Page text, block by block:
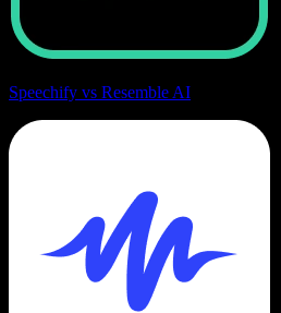
Speechify vs Resemble AI